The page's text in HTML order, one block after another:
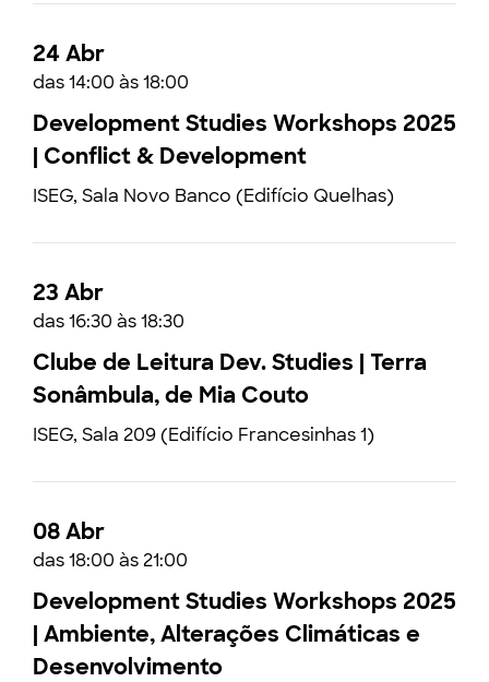
24 Abr
das 14:00 às 18:00
Development Studies Workshops 2025
| Conflict & Development
ISEG, Sala Novo Banco (Edifício Quelhas)
23 Abr
das 16:30 às 18:30
Clube de Leitura Dev. Studies | Terra
Sonâmbula, de Mia Couto
ISEG, Sala 209 (Edifício Francesinhas 1)
08 Abr
das 18:00 às 21:00
Development Studies Workshops 2025
| Ambiente, Alterações Climáticas e
Desenvolvimento